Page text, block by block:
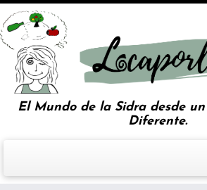
El Mundo de la Sidra desde
Diferente.